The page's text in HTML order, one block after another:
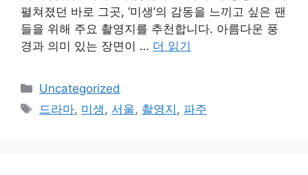
펼쳐졌던 바로 그곳, ‘미생’의 감동을 느끼고 싶은 팬
들을 위해 주요 촬영지를 추천합니다. 아름다운 풍
경과 의미 있는 장면이 … 더 읽기
카
테
Uncategorized
태
드라마, 미생 , 서울, 촬영지 , 파주